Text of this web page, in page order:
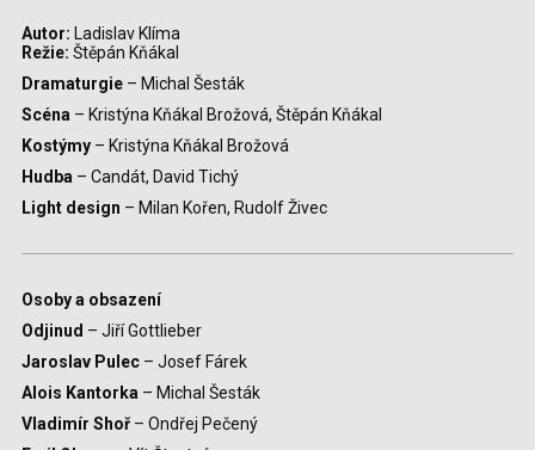
Autor: Ladislav Klíma
Režie: Štěpán Kňákal
Dramaturgie– Michal Šesták
Scéna – Kristýna Kňákal Brožová, Štěpán Kňákal
Kostýmy– Kristýna Kňákal Brožová
Hudba – Candát, David Tichý
Light design – Milan Kořen, Rudolf Živec
Osoby a obsazení
Odjinud – Jiří Gottlieber
Jaroslav Pulec– Josef Fárek
Alois Kantorka – Michal Šesták
Vladimír Shoř– Ondřej Pečený